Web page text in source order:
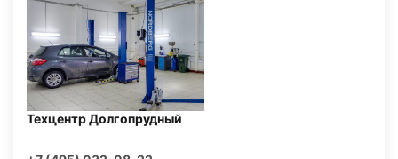
Техцентр Долгопрудный